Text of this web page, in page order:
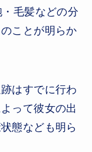
毛髪などの分
ことが明らか
はすでに行わ
って彼女の出
態なども明ら